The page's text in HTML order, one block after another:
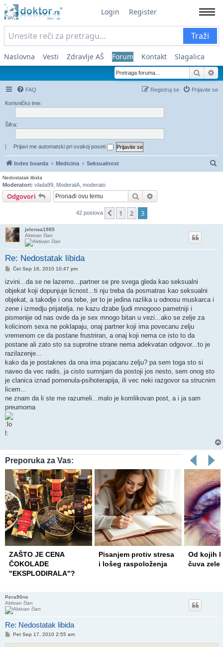
Login Register
Traži
Naslovna Vesti Zdravlje AŠ Forum Kontakt Slagalica
FAQ Prijavite se
Registruj se
Korisničko ime:
Šifra:
| Prijavi me automatski pri svakoj poseti
Index boarda Medicina Seksualnost
Nedostatak libida
Moderatori: vlada99 ModeratA moderato
Odgovori Pretraga
42 postova Prethodni
1 2 3
jelenaa1985
Aktivan član
Re: Nedostatak libida
Post
Čet Sep 16, 2010 10:47 pm
izvini...da se ne lazemo...partner se pre svega gleda kao seksualni
objekat koji dopunjuje licnost...ti nju treba da posmatras kao seksualni
objekat, a takodje i ona tebe, jer to je jedina razlika u odnosu muskarca i
zene i izmedju prijatelja. ne kazu dzabe ljudi mnogooo pametniji i
pismenije od nas ovde da je sex mnogo bitan u vezi...ako se zelje za
kolicinom sexa ne poklapaju, onaj partner koji ima povecanu zelju
vremenom ce da postane frustriran, a onaj koji nema ce isto to da
postane ali zato sto sa suprotne strane nema adekvatan odgovor...to je
razilazenje...
kako da je postaknes da ona ima pojacanu zelju? pa sem toga sto si
naveo da vec radis, ja cisto sumnjam da postoji jos nesto, sem onog sto
je clanica iznad pomenula-psihoterapija, ili vec neki razgovor sa strucnim
licem...
ne znam da li ste me razumeli...malo je komlikovan post, a i ja sam
preumorna
Preporuka za Vas:
Pisanjem protiv stresa
i lošeg raspoloženja
Od kojih bolesti nas
čuva zeleno povrće?
Nove
Pera90ns
Aktivan član
Re: Nedostatak libida
Post
Pet Sep 17, 2010 2:55 am